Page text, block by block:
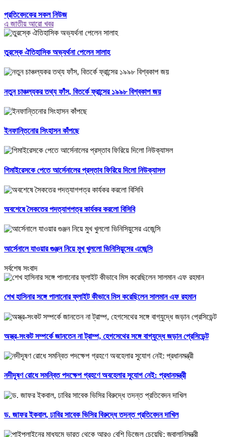
প্রতিবেদকের সকল নিউজ
এ জাতীয় আরো খবর
তুরস্কে ঐতিহাসিক অভ্যর্থনা পেলেন সালাহ
নতুন চাঞ্চল্যকর তথ্য ফাঁস, বিতর্কে ফ্রান্সের ১৯৯৮ বিশ্বকাপ জয়
ইনফান্তিনোর সিংহাসন কাঁপছে
গিমাইরেসকে পেতে আর্সেনালের প্রস্তাব ফিরিয়ে দিলো নিউক্যাসল
অবশেষে সৈকতের পদত্যাগপত্র কার্যকর করলো বিসিবি
আর্সেনালে যাওয়ার গুঞ্জন নিয়ে মুখ খুললো ভিনিসিয়ুসের এজেন্সি
সর্বশেষ সংবাদ
শেখ হাসিনার সঙ্গে পালানোর ফ্লাইট কীভাবে মিস করেছিলেন সালমান এফ রহমান
অস্ত্র-সংকট সম্পর্কে জানতেন না ট্রাম্প, হেগসেথের সঙ্গে বাগ্‌যুদ্ধে জড়ান প্রেসিডেন্ট
নদীদূষণ রোধে সমন্বিত পদক্ষেপ গ্রহণে অবহেলার সুযোগ নেই: প্রধানমন্ত্রী
ড. জাফর ইকবাল, ঢাবির সাবেক ভিসির বিরুদ্ধে তদন্ত প্রতিবেদন দাখিল